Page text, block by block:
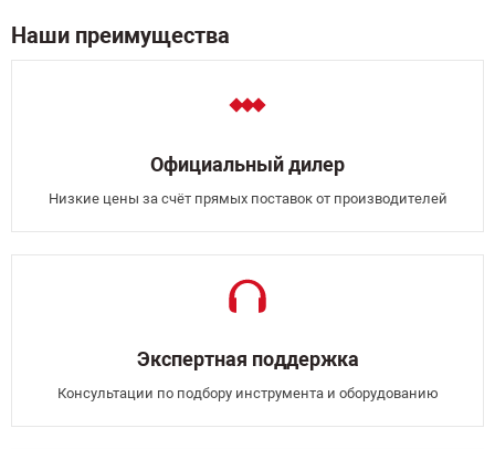
Наши преимущества
Официальный дилер
Низкие цены за счёт прямых поставок от производителей
Экспертная поддержка
Консультации по подбору инструмента и оборудованию